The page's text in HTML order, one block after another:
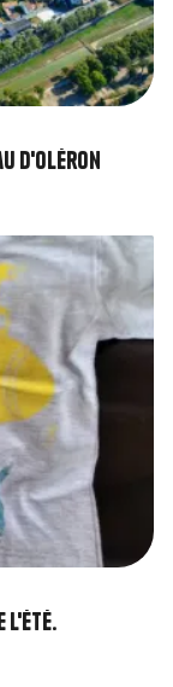
d'Oléron
l'été.